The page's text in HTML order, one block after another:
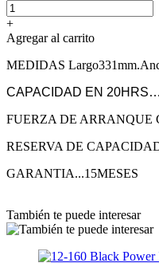
+
Agregar al carrito
MEDIDAS
CAPACIDAD EN
FUERZA DE ARRANQUE
RESERVA DE
GARANTIA...15MESES
También te puede interesar